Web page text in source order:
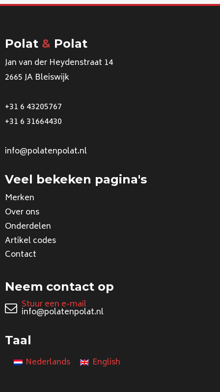
Polat & Polat
Jan van der Heydenstraat 14
2665 JA Bleiswijk
+31 6 43205767
+31 6 31664430
info@polatenpolat.nl
Veel bekeken pagina's
Merken
Over ons
Onderdelen
Artikel codes
Contact
Neem contact op
Stuur een e-mail
info@polatenpolat.nl
Taal
Nederlands English